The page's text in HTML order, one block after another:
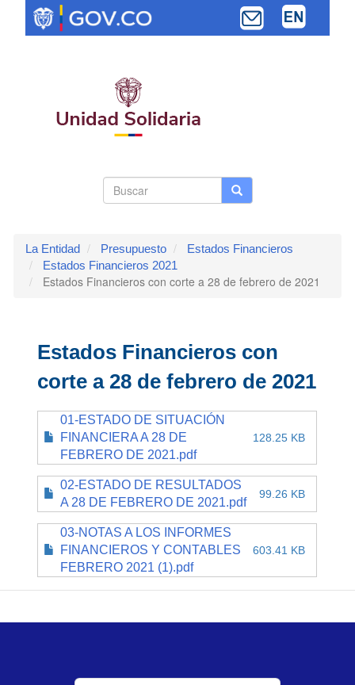
contenido
Buscar Buscar
La Entidad Presupuesto
Estados Financieros
Estados Financieros 2021
Estados Financieros con corte a 28 de febrero de 2021
Estados Financieros con
corte a 28 de febrero de 2021
01-ESTADO DE SITUACIÓN
FINANCIERA A 28 DE
FEBRERO DE 2021.pdf
128.25 KB
02-ESTADO DE RESULTADOS
A 28 DE FEBRERO DE 2021.pdf
99.26 KB
03-NOTAS A LOS INFORMES
FINANCIEROS Y CONTABLES
FEBRERO 2021 (1).pdf
603.41 KB